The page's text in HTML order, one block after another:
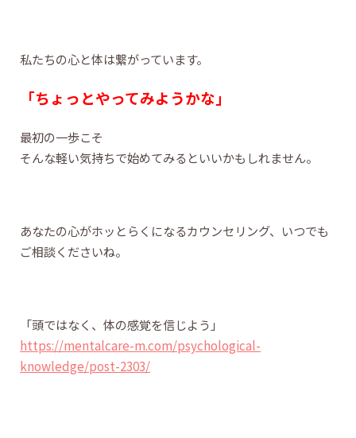
私たちの心と体は繋がっています。
「ちょっとやってみようかな」
最初の一歩こそ
そんな軽い気持ちで始めてみるといいかもしれません。
あなたの心がホッとらくになるカウンセリング、いつでも
ご相談くださいね。
「頭ではなく、体の感覚を信じよう」
https://mentalcare-m.com/psychological-
knowledge/post-2303/